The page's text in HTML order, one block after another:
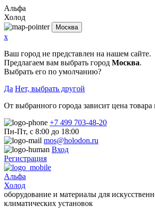
Альфа
Холод
Москва
x
Ваш город не представлен на нашем сайте.
Предлагаем вам выбрать город Москва.
Выбрать его по умолчанию?
Да Нет, выбрать другой
От выбранного города зависит цена товара
+7 499 703-48-20
Пн-Пт, с 8:00 до 18:00
mos@holodon.ru
Вход
Регистрация
Альфа
Холод
оборудование и материалы для
климатических установок